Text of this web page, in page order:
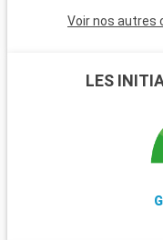
Voir nos autres
LES